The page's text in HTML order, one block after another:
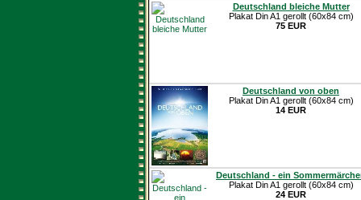
Deutschland bleiche Mutter
Plakat Din A1 gerollt (60x84 cm)
75 EUR
Deutschland von oben
Plakat Din A1 gerollt (60x84 cm)
14 EUR
Deutschland - ein
Plakat Din A1 gerollt (60x84 cm)
24 EUR